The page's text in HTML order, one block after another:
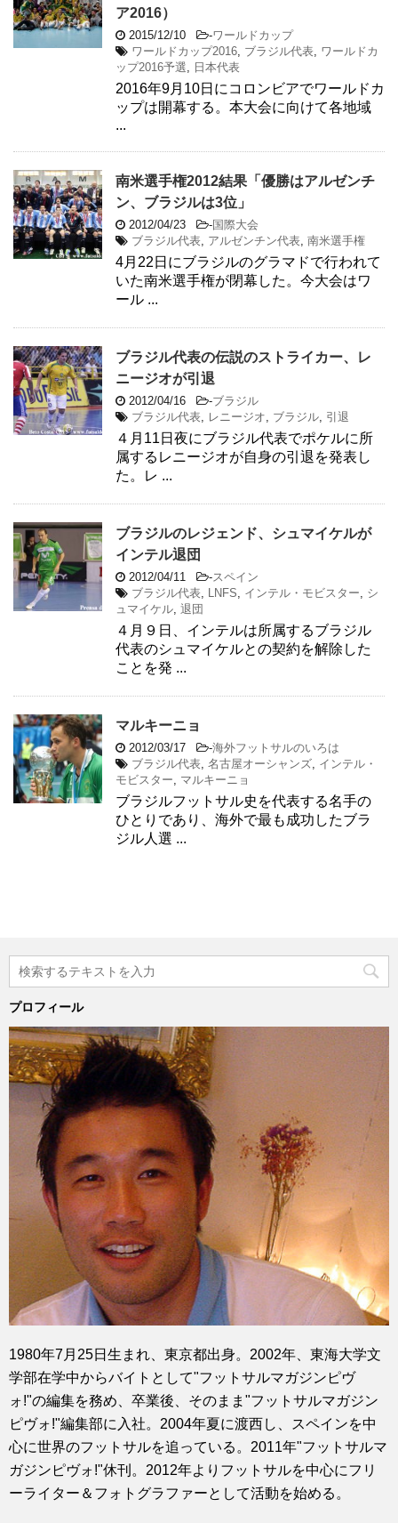
ア2016）
2015/12/10 -ワールドカップ
ワールドカップ2016 ブラジル代表 ワールドカ
ップ2016予選
日本代表
2016年9月10日にコロンビアでワールドカ
ップは開幕する。本大会に向けて各地域
...
南米選手権2012結果「優勝はアルゼンチ
ン、ブラジルは3位」
2012/04/23 -国際大会
ブラジル代表 アルゼンチン代表 南米選手権
4月22日にブラジルのグラマドで行われて
いた南米選手権が閉幕した。今大会はワ
ール ...
ブラジル代表の伝説のストライカー、レ
ニージオが引退
2012/04/16 -ブラジル
ブラジル代表
レニージオ ブラジル 引退
４月11日夜にブラジル代表でポケルに所
属するレニージオが自身の引退を発表し
た。レ ...
ブラジルのレジェンド、シュマイケルが
インテル退団
2012/04/11 -スペイン
ブラジル代表
LNFS インテル・モビスター
シ
ュマイケル 退団
４月９日、インテルは所属するブラジル
代表のシュマイケルとの契約を解除した
ことを発 ...
マルキーニョ
2012/03/17 -海外フットサルのいろは
ブラジル代表 名古屋オーシャンズ インテル・
モビスター
マルキーニョ
ブラジルフットサル史を代表する名手の
ひとりであり、海外で最も成功したブラ
ジル人選 ...
プロフィール
1980年7月25日生まれ、東京都出身。2002年、東海大学文
学部在学中からバイトとして"フットサルマガジンピヴ
ォ!"の編集を務め、卒業後、そのまま"フットサルマガジン
ピヴォ!"編集部に入社。2004年夏に渡西し、スペインを中
心に世界のフットサルを追っている。2011年"フットサルマ
ガジンピヴォ!"休刊。2012年よりフットサルを中心にフリ
ーライター＆フォトグラファーとして活動を始める。